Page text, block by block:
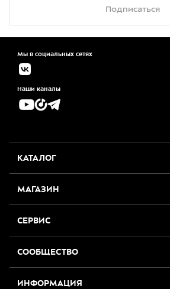
Подписаться
Мы в социальных сетях
Наши каналы
КАТАЛОГ
МАГАЗИН
СЕРВИС
СООБЩЕСТВО
ИНФОРМАЦИЯ